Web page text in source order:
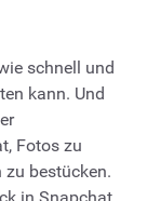
schnell und
kann. Und
Fotos zu
bestücken.